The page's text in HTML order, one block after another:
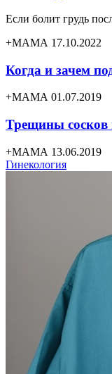
Если болит грудь
+МАМА 17.10.2022
Когда и зачем
+МАМА 01.07.2019
Трещины сосков
+МАМА 13.06.2019
Гинекология